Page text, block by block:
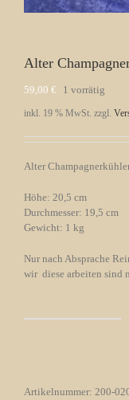
Alter
59,00 € 1 vorrätig
inkl. 19 % MwSt. zzgl.
Alter
Höhe: 20,5 cm
Durchmesser: 19,5 cm
Gewicht: 1 kg
Nur nach Absprache
wir diese arbeiten sind
Artikelnummer: 200-